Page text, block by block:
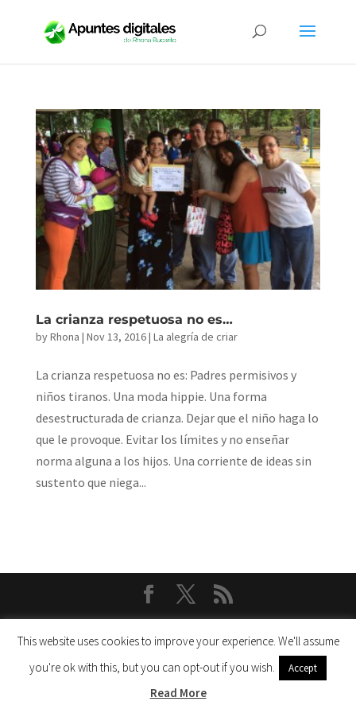
La crianza respetuosa no es…
byRhona | Nov 13, 2016| La alegría de criar
La crianza respetuosa no es: Padres permisivos y
niños tiranos. Una moda hippie. Una forma
desestructurada de crianza. Dejar que el niño haga lo
que le provoque. Evitar los límites y no enseñar
norma alguna a los hijos. Una corriente de ideas sin
sustento que niega...
Copyright ©2002 - Rhona Bucarito todos los derechos
reservados | Powered by: LuisRaa
This website uses cookies to improve your experience. We'll assume
you're ok with this, but you can opt-out if you wish.
Accept
Read More